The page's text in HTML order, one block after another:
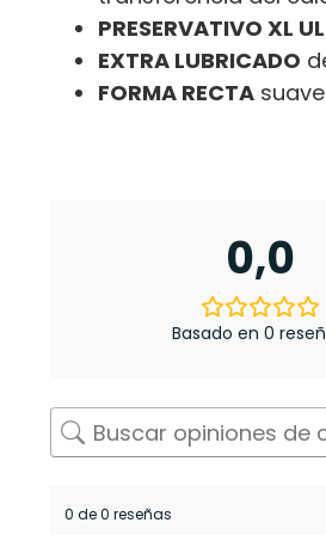
PRESERVATIVO XL
EXTRA LUBRICADO
FORMA RECTA
0,0
Basado en 0
0 de 0 reseñas